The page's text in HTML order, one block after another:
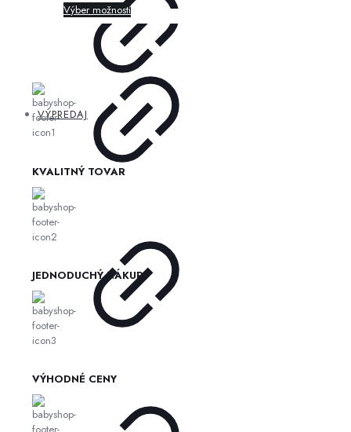
VÝPREDAJ
Výber možností
KVALITNÝ TOVAR
JEDNODUCHÝ NÁKUP
VÝHODNÉ CENY